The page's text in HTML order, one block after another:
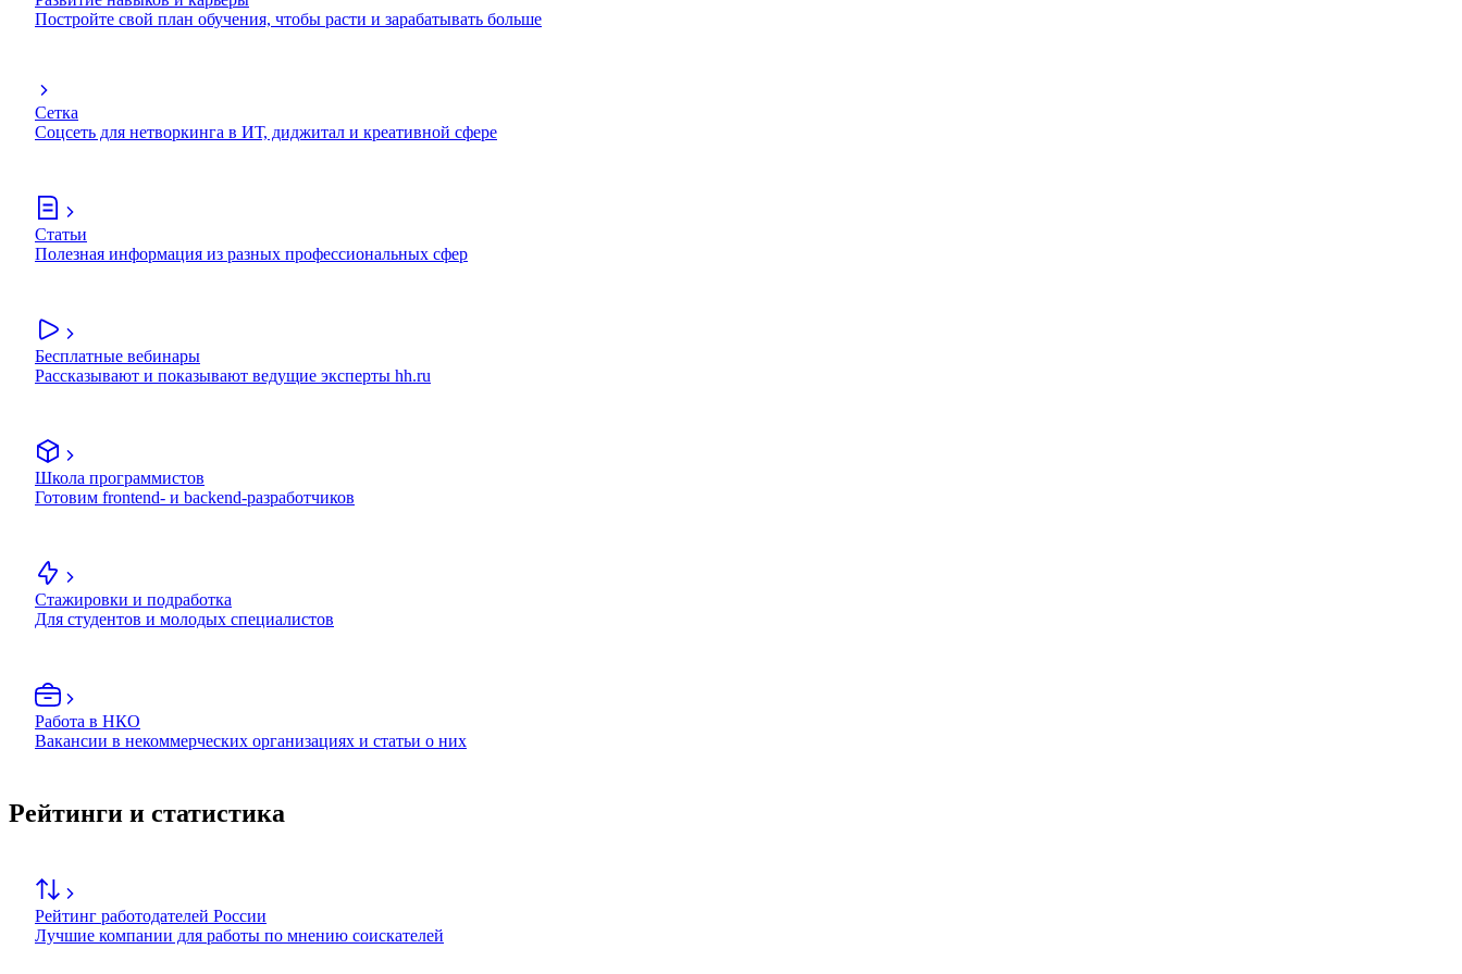
Постройте свой план обучения, чтобы расти и зарабатывать больше
Сетка
Соцсеть для нетворкинга в ИТ, диджитал и креативной сфере
Статьи
Полезная информация из разных профессиональных сфер
Бесплатные вебинары
Рассказывают и показывают ведущие эксперты hh.ru
Школа программистов
Готовим frontend- и backend-разработчиков
Стажировки и подработка
Для студентов и молодых специалистов
Работа в НКО
Вакансии в некоммерческих организациях и статьи о них
Рейтинги и статистика
Рейтинг работодателей России
Лучшие компании для работы по мнению соискателей